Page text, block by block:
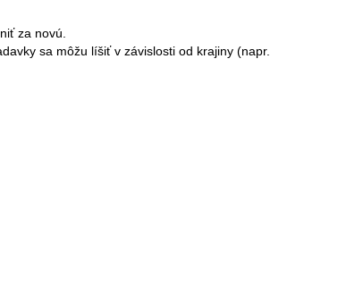
za novú.
sa môžu líšiť v závislosti od krajiny (napr.